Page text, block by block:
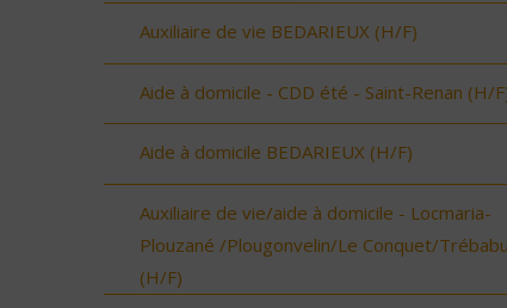
Auxiliaire de vie BEDARIEUX (H/F)
Aide à domicile - CDD été - Saint-Renan (H/
Aide à domicile BEDARIEUX (H/F)
Auxiliaire de vie/aide à domicile - Locmaria-
Plouzané /Plougonvelin/Le Conquet/
(H/F)